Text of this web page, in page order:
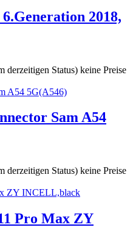
2018,
derzeitigen Status) keine Preise
Sam A54
derzeitigen Status) keine Preise
Pro Max ZY